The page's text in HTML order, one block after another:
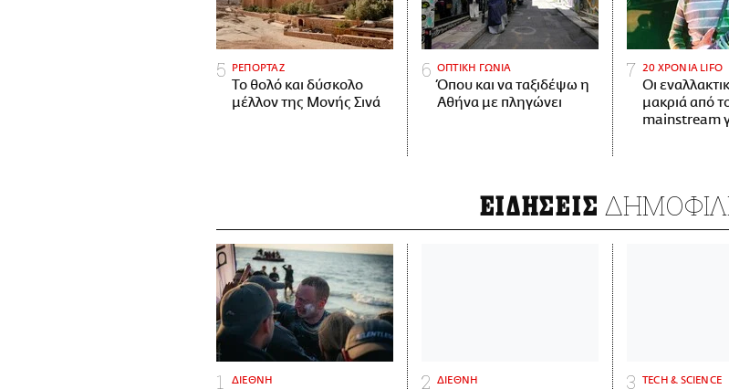
ΡΕΠΟΡΤΑΖ
Το θολό και δύσκολο
μέλλον της Μονής Σινά
ΟΠΤΙΚΗ ΓΩΝΙΑ
Όπου και να ταξιδέψω η
Αθήνα με πληγώνει
20 ΧΡΟΝΙΑ LIFO
Οι
μακριά από
mainstream
ΕΙΔΗΣΕΙΣ
ΔΙΕΘΝΗ ΔΙΕΘΝΗ ΤECH & SCIENCE